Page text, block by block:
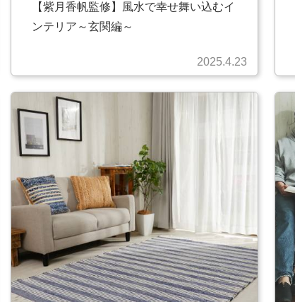
【紫月香帆監修】風水で幸せ舞い込むイ
ンテリア～玄関編～
2025.4.23